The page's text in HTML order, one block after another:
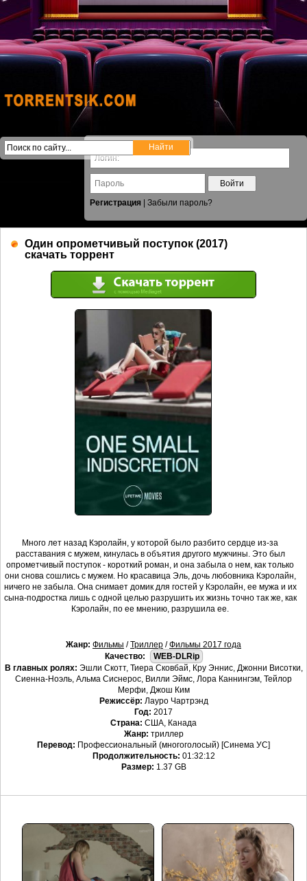
Войти
Регистрация
Забыли пароль?
Один опрометчивый поступок (2017)
скачать торрент
Много лет назад Кэролайн, у которой было разбито сердце из-за
расставания с мужем, кинулась в объятия другого мужчины. Это был
опрометчивый поступок - короткий роман, и она забыла о нем, как только
они снова сошлись с мужем. Но красавица Эль, дочь любовника Кэролайн,
ничего не забыла. Она снимает домик для гостей у Кэролайн, ее мужа и их
сына-подростка лишь с одной целью разрушить их жизнь точно так же, как
Кэролайн, по ее мнению, разрушила ее.
Жанр: Фильмы /Триллер /Фильмы 2017 года
Качество:
WEB-DLRip
В главных ролях: Эшли Скотт, Тиера Сковбай, Кру Эннис, Джонни Висотки,
Сиенна-Ноэль, Альма Сиснерос, Вилли Эймс, Лора Каннингэм, Тейлор
Мерфи, Джош Ким
Режиссёр: Лауро Чартрэнд
Год: 2017
Страна: США, Канада
Жанр: триллер
Перевод: Профессиональный (многоголосый) [Синема УС]
Продолжительность: 01:32:12
Размер: 1.37 GB